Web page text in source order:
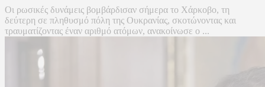
Οι ρωσικές δυνάμεις βομβάρδισαν σήμερα το Χάρκοβο, τη
δεύτερη σε πληθυσμό πόλη της Ουκρανίας, σκοτώνοντας και
τραυματίζοντας έναν αριθμό ατόμων, ανακοίνωσε ο ...